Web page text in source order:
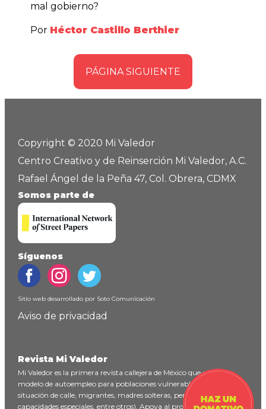
mal gobierno?
Por Héctor Castillo Berthier
PÁGINA SIGUIENTE
Copyright © 2020 Mi Valedor
Centro Creativo y de Reinserción Mi Valedor, A.C.
Rafael Ángel de la Peña 47, Col. Obrera, CDMX
Somos parte de
Síguenos
Sitio web desarrollado por Soto Comunicación
Aviso de privacidad
Revista Mi Valedor
Mi Valedor es la primera revista callejera de México que ofrece un
modelo de autoempleo para poblaciones vulnerables (personas en
situación de calle, migrantes, madres solteras, personas con
capacidades especiales, entre otros). Apoya al proyectohaciendo un